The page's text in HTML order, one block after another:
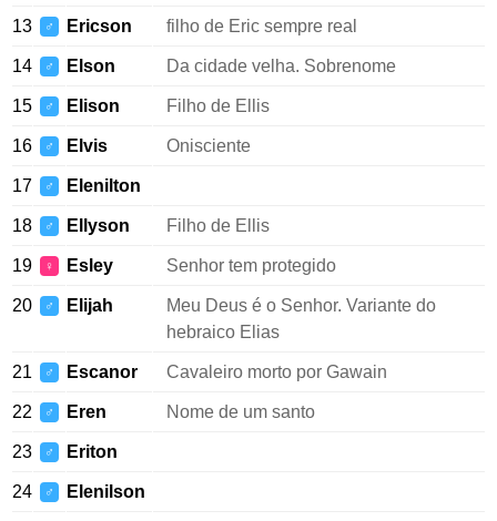
13 ♂ Ericson filho de Eric sempre real
14 ♂ Elson Da cidade velha. Sobrenome
15 ♂ Elison Filho de Ellis
16 ♂ Elvis Onisciente
17 ♂ Elenilton
18 ♂ Ellyson Filho de Ellis
19 ♀ Esley Senhor tem protegido
20 ♂ Elijah
Meu Deus é o Senhor. Variante do
hebraico Elias
21 ♂ Escanor Cavaleiro morto por Gawain
22 ♂ Eren Nome de um santo
23 ♂ Eriton
24 ♂ Elenilson